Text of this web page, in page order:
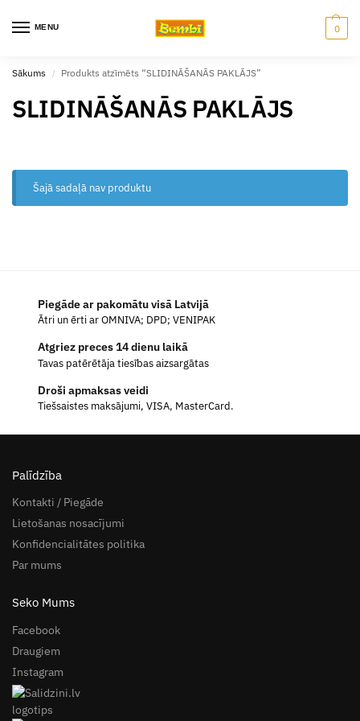
MENU 0
Sākums / Produkts atzīmēts “SLIDINĀŠANĀS PAKLĀJS”
SLIDINĀŠANĀS PAKLĀJS
Šajā sadaļā nav produktu
Piegāde ar pakomātu visā Latvijā
Ātri un ērti ar OMNIVA; DPD; VENIPAK
Atgriez preces 14 dienu laikā
Tavas patērētāja tiesības aizsargātas
Droši apmaksas veidi
Tiešsaistes maksājumi, VISA, MasterCard.
Palīdzība
Kontakti / Piegāde
Lietošanas nosacījumi
Konfidencialitātes politika
Par mums
Seko Mums
Facebook
Draugiem
Instagram